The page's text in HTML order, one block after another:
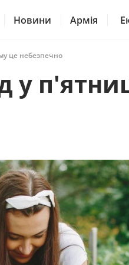
Новини Армія
це небезпечно
у